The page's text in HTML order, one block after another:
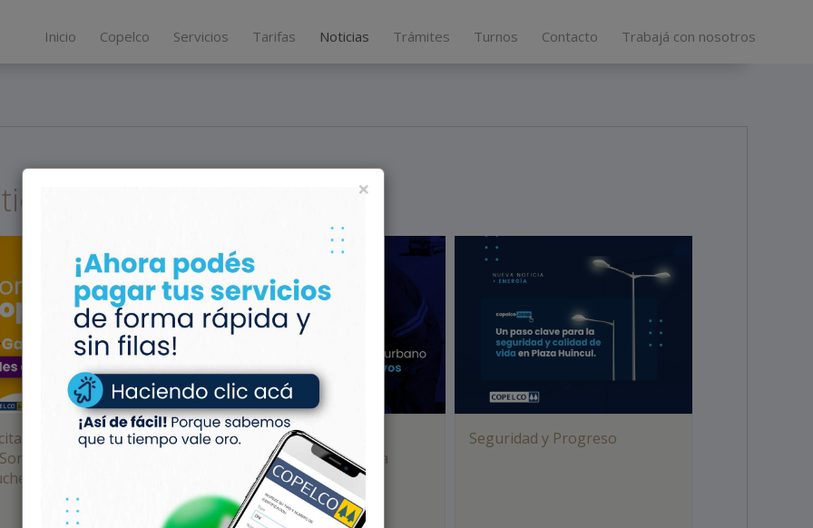
×
Inicio Copelco Servicios Tarifas Noticias Trámites Turnos Contacto Trabajá con nosotros
a los ganadores
Mensual de
del mes de Octubre
Copelco Mejora la
Infraestructura en Plaza
Huincul
Seguridad y Progreso